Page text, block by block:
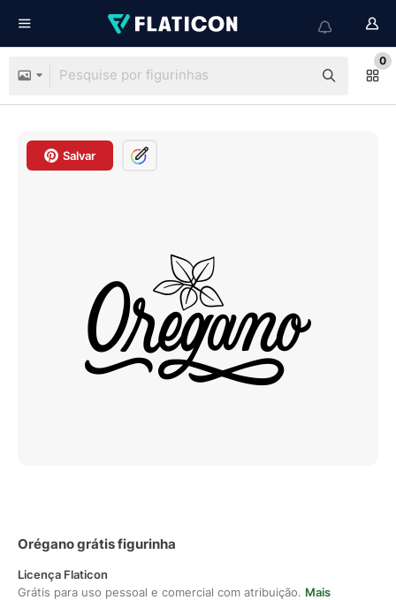
0
Salvar
Orégano grátis figurinha
Licença Flaticon
Grátis para uso pessoal e comercial com atribuição. Mais